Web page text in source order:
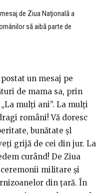
de Ziua Naţională a
să aibă parte de
un mesaj pe
de mama sa, prin
mulți ani”. La mulţi
români! Vă doresc
bunătate şl
grijă de cei din jur. La
curând! De Ziua
militare şi
din ţară. În